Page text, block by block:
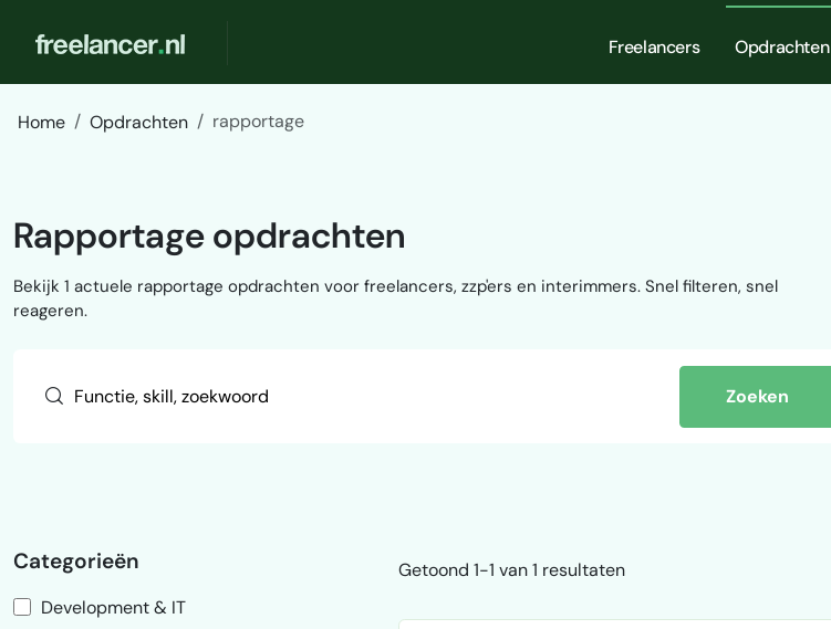
Freelancers Opdrachten
Home Opdrachten rapportage
Rapportage opdrachten
Bekijk 1 actuele rapportage opdrachten voor freelancers, zzp'ers en interimmers. Snel filteren, snel
reageren.
Zoeken
Categorieën
Development & IT
Getoond 1-1 van 1 resultaten